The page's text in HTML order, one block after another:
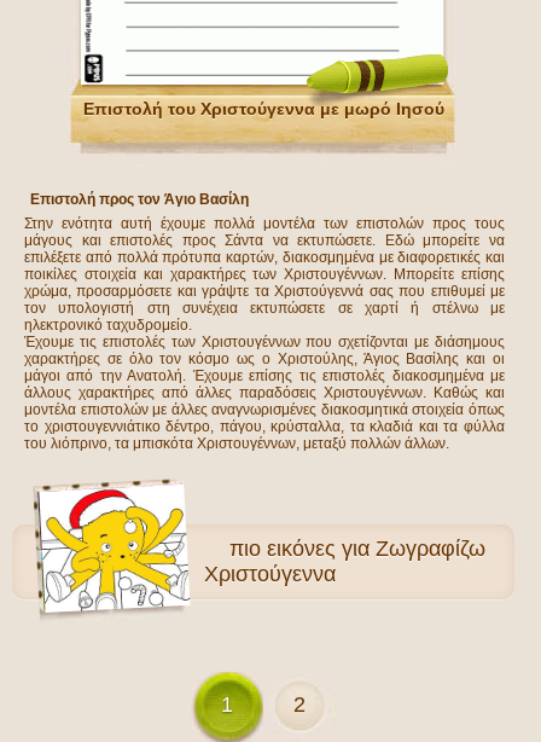
Επιστολή του Χριστούγεννα με μωρό Ιησού
Επιστολή προς τον Άγιο Βασίλη
Στην ενότητα αυτή έχουμε πολλά μοντέλα των επιστολών προς τους
μάγους και επιστολές προς Σάντα να εκτυπώσετε. Εδώ μπορείτε να
επιλέξετε από πολλά πρότυπα καρτών, διακοσμημένα με διαφορετικές και
ποικίλες στοιχεία και χαρακτήρες των Χριστουγέννων. Μπορείτε επίσης
χρώμα, προσαρμόσετε και γράψτε τα Χριστούγεννά σας που επιθυμεί με
τον υπολογιστή στη συνέχεια εκτυπώσετε σε χαρτί ή στέλνω με
ηλεκτρονικό ταχυδρομείο.
Έχουμε τις επιστολές των Χριστουγέννων που σχετίζονται με διάσημους
χαρακτήρες σε όλο τον κόσμο ως ο Χριστούλης, Άγιος Βασίλης και οι
μάγοι από την Ανατολή. Έχουμε επίσης τις επιστολές διακοσμημένα με
άλλους χαρακτήρες από άλλες παραδόσεις Χριστουγέννων. Καθώς και
μοντέλα επιστολών με άλλες αναγνωρισμένες διακοσμητικά στοιχεία όπως
το χριστουγεννιάτικο δέντρο, πάγου, κρύσταλλα, τα κλαδιά και τα φύλλα
του λιόπρινο, τα μπισκότα Χριστουγέννων, μεταξύ πολλών άλλων.
πιο εικόνες για Ζωγραφίζω
Χριστούγεννα
1 2